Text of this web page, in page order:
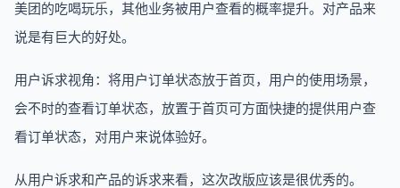
美团的吃喝玩乐，其他业务被用户查看的概率提升。对产品来
说是有巨大的好处。
用户诉求视角：将用户订单状态放于首页，用户的使用场景，
会不时的查看订单状态，放置于首页可方面快捷的提供用户查
看订单状态，对用户来说体验好。
从用户诉求和产品的诉求来看，这次改版应该是很优秀的。